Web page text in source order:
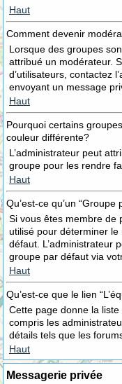
Haut
Comment devenir
Lorsque des groupes
attribué un modérateur.
d’utilisateurs, contactez
envoyant un message
Haut
Pourquoi certains
couleur différente?
L’administrateur peut
groupe pour les rendre
Haut
Qu’est-ce qu’un “Groupe
Si vous êtes membre de
utilisé pour déterminer
défaut. L’administrateur
groupe par défaut via
Haut
Qu’est-ce que le lien
Cette page donne la
compris les
détails tels que les
Haut
Messagerie privée